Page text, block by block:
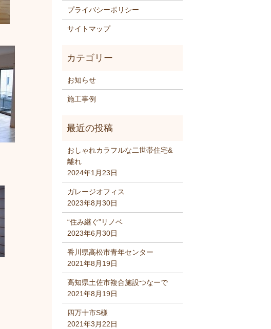
プライバシーポリシー
サイトマップ
お知らせ
施工事例
おしゃれカラフルな二世帯住宅&
離れ
2024年1月23日
ガレージオフィス
2023年8月30日
“住み継ぐ”リノベ
2023年6月30日
香川県高松市青年センター
2021年8月19日
高知県土佐市複合施設つなーで
2021年8月19日
四万十市S様
2021年3月22日